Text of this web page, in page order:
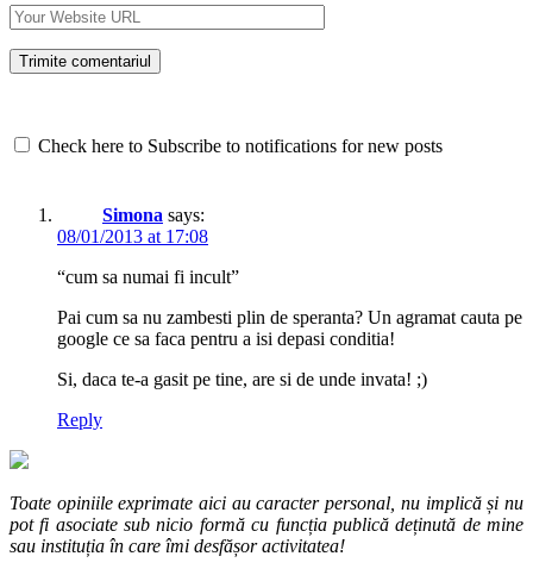
Check here to Subscribe to notifications for new posts
Simona says:
08/01/2013 at 17:08
“cum sa numai fi incult”
Pai cum sa nu zambesti plin de speranta? Un agramat cauta pe
google ce sa faca pentru a isi depasi conditia!
Si, daca te-a gasit pe tine, are si de unde invata! ;)
Reply
Toate opiniile exprimate aici au caracter personal, nu implică și nu
pot fi asociate sub nicio formă cu funcția publică deținută de mine
sau instituția în care îmi desfășor activitatea!